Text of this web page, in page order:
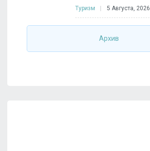
Туризм 5 Августа, 2026
Архив